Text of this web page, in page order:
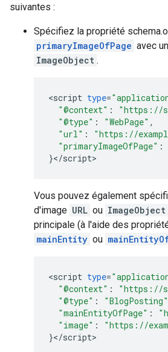
suivantes :
Spécifiez la propriété
primaryImageOfPage avec
ImageObject .
<script type=
"@context" : "https://
"@type" : "WebPage" ,
"url" : "https://
"primaryImageOfPage" :
}</script>
Vous pouvez également
d'image URL ou ImageObject
principale (à l'aide des
mainEntity ou
<script type=
"@context" : "https://
"@type" : "BlogPosting"
"mainEntityOfPage" :
"image" :
"https://
}</script>